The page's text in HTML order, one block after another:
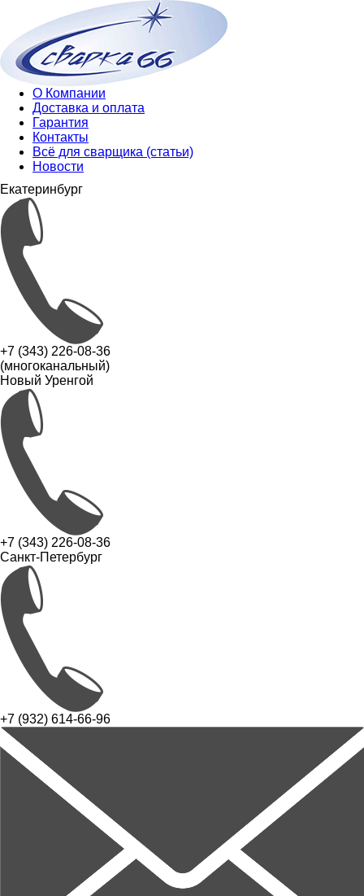
О Компании
Доставка и оплата
Гарантия
Контакты
Всё для сварщика (статьи)
Новости
Екатеринбург
+7 (343) 226-08-36
(многоканальный)
Новый Уренгой
+7 (343) 226-08-36
Санкт-Петербург
+7 (932) 614-66-96